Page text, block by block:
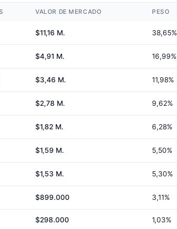
VALOR DE MERCADO PESO
$11,16 M. 38,65%
$4,91 M. 16,99%
$3,46 M. 11,98%
$2,78 M. 9,62%
$1,82 M. 6,28%
$1,59 M. 5,50%
$1,53 M. 5,30%
$899.000 3,11%
$298.000 1,03%